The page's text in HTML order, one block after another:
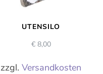
UTENSILO
€8,00
zzgl.Versandkosten